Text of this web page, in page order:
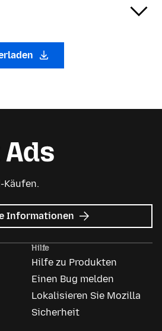
Käufen.
Informationen zu
Mozilla
Hilfe
Hilfe zu Produkten
Einen Bug melden
Lokalisieren Sie Mozilla
Sicherheit